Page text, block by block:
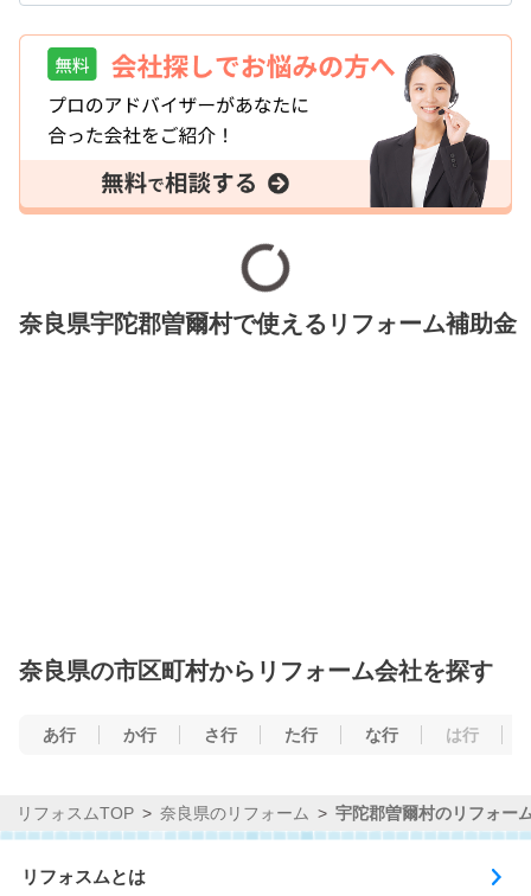
奈良県宇陀郡曽爾村で使えるリフォーム補助金
奈良県の市区町村からリフォーム会社を探す
あ行 か行 さ行 た行 な行 は行
リフォスムTOP 奈良県のリフォーム 宇陀郡曽爾村のリフォー
リフォスムとは